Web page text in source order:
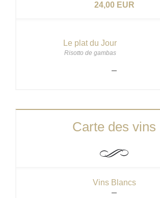
24,00 EUR
Le plat du Jour
Risotto de gambas
Carte des vins
Vins Blancs